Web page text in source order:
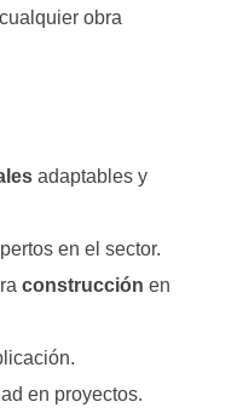
obra
adaptables y
en el sector.
construcción en
en proyectos.